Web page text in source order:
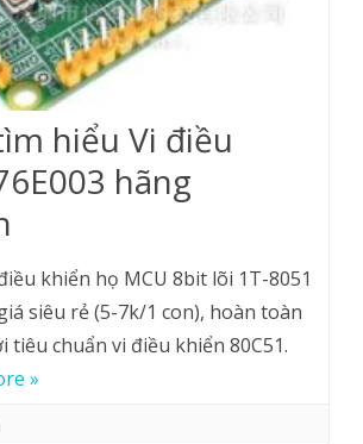
hiểu Vi điều
hãng
khiển họ MCU 8bit lõi 1T-8051
siêu rẻ (5-7k/1 con), hoàn toàn
chuẩn vi điều khiển 80C51.
»